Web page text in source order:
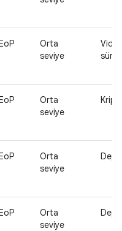
Orta
seviye
Orta
seviye
Orta
seviye
Orta
seviye